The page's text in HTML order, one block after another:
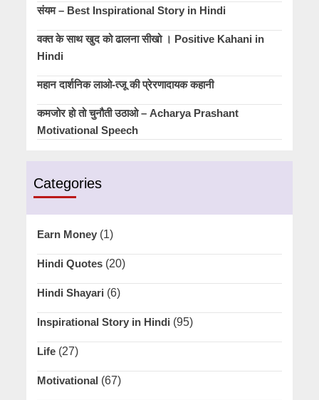
संयम – Best Inspirational Story in Hindi
वक्त के साथ खुद को ढालना सीखो । Positive Kahani in
Hindi
महान दार्शनिक लाओ-त्जू की प्रेरणादायक कहानी
कमजोर हो तो चुनौती उठाओ – Acharya Prashant
Motivational Speech
Categories
Earn Money (1)
Hindi Quotes (20)
Hindi Shayari (6)
Inspirational Story in Hindi (95)
Life (27)
Motivational (67)